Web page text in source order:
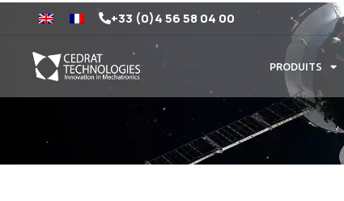
+33 (0)4 56 58 04 00
PRODUITS